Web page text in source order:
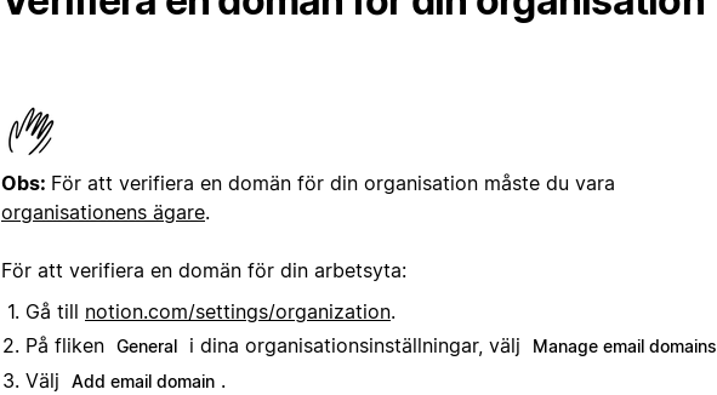
Obs: För att verifiera en domän för din organisation måste du vara
organisationens ägare.
För att verifiera en domän för din arbetsyta:
Gå till notion.com/settings/organization.
På fliken General i dina organisationsinställningar, välj Manage email domains
Välj
Add email domain .